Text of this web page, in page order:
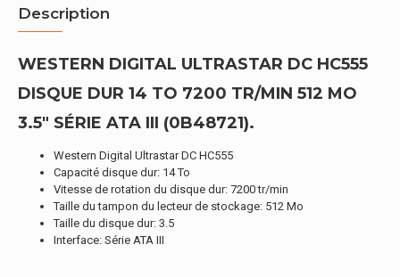
Description
WESTERN DIGITAL ULTRASTAR DC HC555
DISQUE DUR 14 TO 7200 TR/MIN 512 MO
3.5" SÉRIE ATA III (0B48721).
Western Digital Ultrastar DC HC555
Capacité disque dur: 14 To
Vitesse de rotation du disque dur: 7200 tr/min
Taille du tampon du lecteur de stockage: 512 Mo
Taille du disque dur: 3.5
Interface: Série ATA III